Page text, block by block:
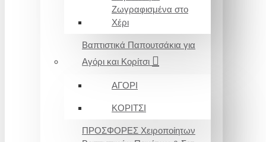
Ζωγραφισμένα στο
Χέρι
Βαπτιστικά Παπουτσάκια για
Αγόρι και Κορίτσι
ΑΓΟΡΙ
ΚΟΡΙΤΣΙ
ΠΡΟΣΦΟΡΕΣ Χειροποίητων